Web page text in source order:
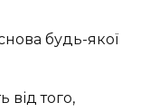
будь-якої
від того,